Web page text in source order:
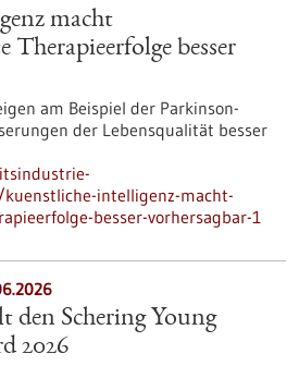
macht
Therapieerfolge besser
am Beispiel der Parkinson-
der Lebensqualität besser
intelligenz-macht-
besser-vorhersagbar-1
den Schering Young
2026